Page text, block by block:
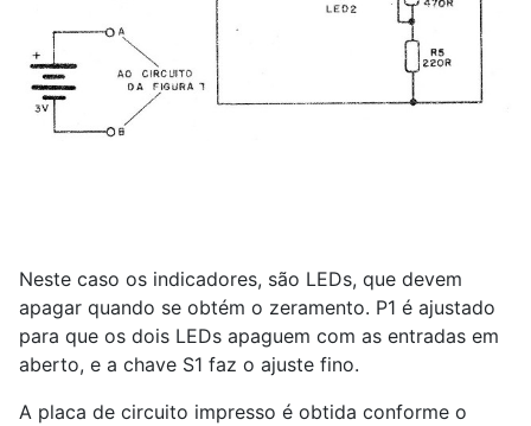
Neste caso os indicadores, são LEDs, que devem
apagar quando se obtém o zeramento. P1 é ajustado
para que os dois LEDs apaguem com as entradas em
aberto, e a chave S1 faz o ajuste fino.
A placa de circuito impresso é obtida conforme o